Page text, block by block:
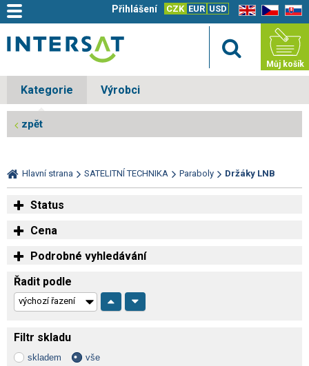
EN CZ SK
CZK EUR USD
Přihlášení
Můj košík
Kategorie Výrobci
zpět
Hlavní strana SATELITNÍ TECHNIKA Paraboly Držáky LNB
Status
Cena
Podrobné vyhledávání
Řadit podle
Filtr skladu
skladem vše